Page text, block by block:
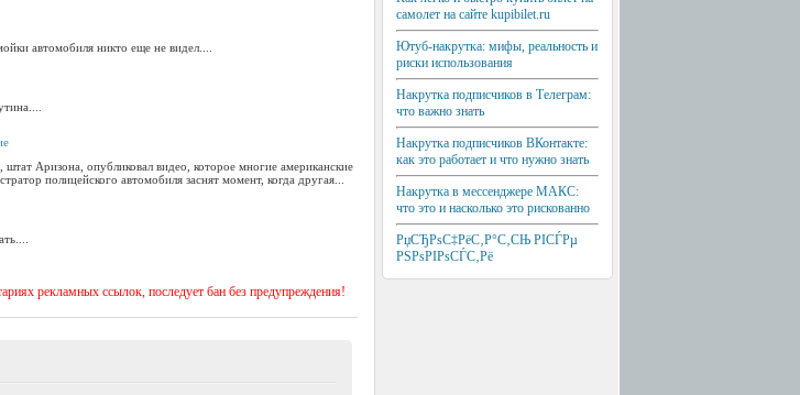
автомобиля никто еще не видел....
Аризона, опубликовал видео, которое многие американские
полицейского автомобиля заснят момент, когда другая...
рекламных ссылок, последует бан без предупреждения!
самолет на сайте kupibilet.ru
Ютуб-накрутка: мифы, реальность и
риски использования
Накрутка подписчиков в Телеграм:
что важно знать
Накрутка подписчиков ВКонтакте:
как это работает и что нужно знать
Накрутка в мессенджере МАКС:
что это и насколько это рискованно
РџСЂРѕС‡РёС‚Р°С‚СЊ РІСЃРµ
РЅРѕРІРѕСЃС‚Рё